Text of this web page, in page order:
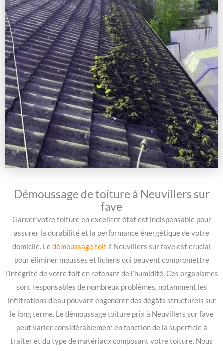
Démoussage de toiture à Neuvillers sur
fave
Garder votre toiture en excellent état est indispensable pour
assurer la durabilité et la performance énergétique de votre
domicile. Ledémoussage toit à Neuvillers sur fave est crucial
pour éliminer mousses et lichens qui peuvent compromettre
l’intégrité de votre toit en retenant de l’humidité. Ces organismes
sont responsables de nombreux problèmes, notamment les
infiltrations d’eau pouvant engendrer des dégâts structurels sur
le long terme. Le démoussage toiture prix à Neuvillers sur fave
peut varier considérablement en fonction de la superficie à
traiter et du type de matériaux composant votre toiture. Nous